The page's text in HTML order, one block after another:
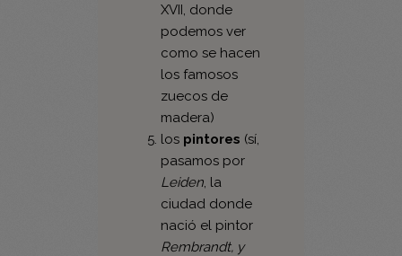
como se hacen
los famosos
zuecos de
madera)
lospintores
pasamos por
Leiden, la
ciudad donde
nació el pintor
Rembrandt, y
Ámsterdam,
donde puedes